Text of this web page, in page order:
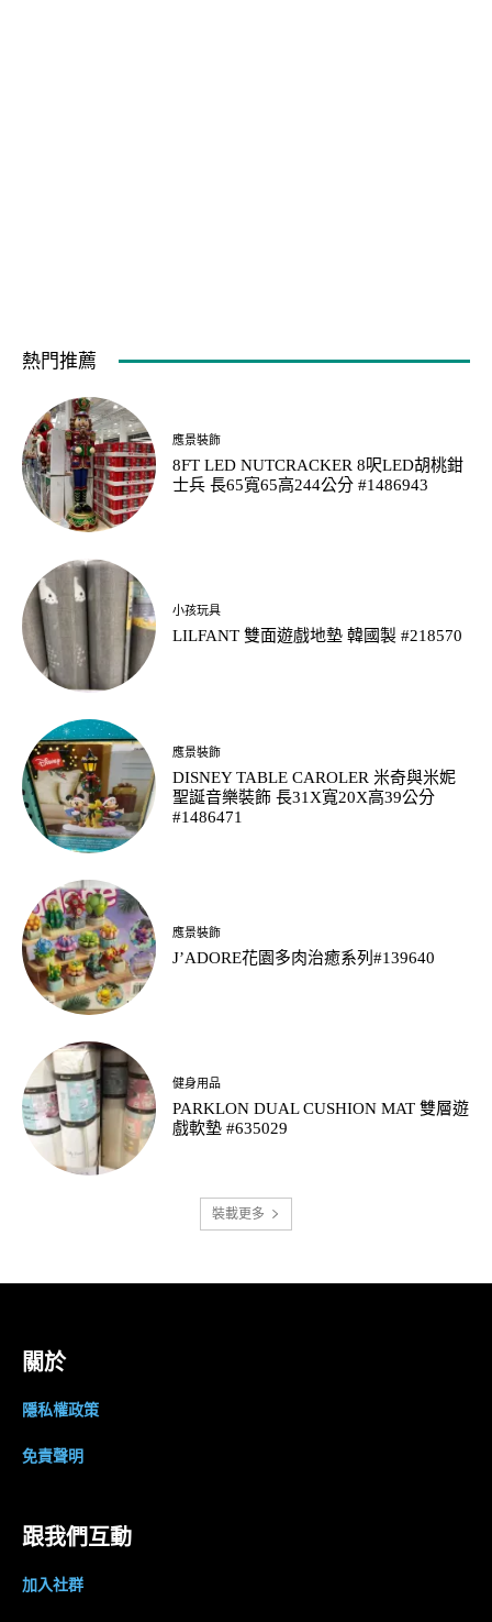
熱門推薦
應景裝飾
8FT LED NUTCRACKER 8呎LED胡桃鉗
士兵 長65寬65高244公分 #1486943
小孩玩具
LILFANT 雙面遊戲地墊 韓國製 #218570
應景裝飾
DISNEY TABLE CAROLER 米奇與米妮
聖誕音樂裝飾 長31X寬20X高39公分
#1486471
應景裝飾
J’ADORE花園多肉治癒系列#139640
健身用品
PARKLON DUAL CUSHION MAT 雙層遊
戲軟墊 #635029
裝載更多
關於
隱私權政策
免責聲明
跟我們互動
加入社群